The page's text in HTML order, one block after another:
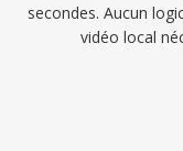
secondes. Aucun
vidéo local